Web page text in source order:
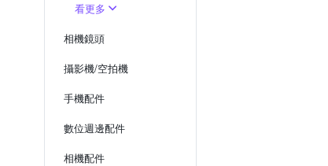
看更多
相機鏡頭
攝影機/空拍機
手機配件
數位週邊配件
相機配件